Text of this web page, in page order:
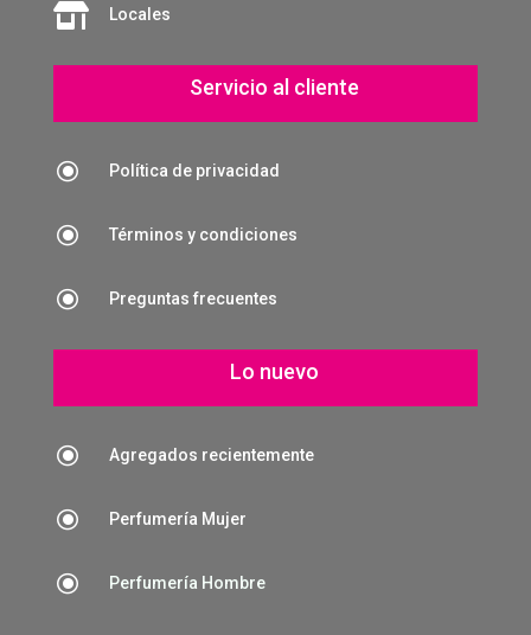
 Locales
Servicio al cliente
\ Política de privacidad
\ Términos y condiciones
\ Preguntas frecuentes
Lo nuevo
\ Agregados recientemente
\ Perfumería Mujer
\ Perfumería Hombre